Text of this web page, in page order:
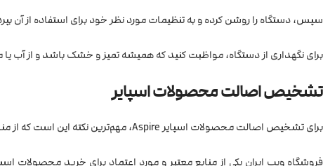
سپس، دستگاه را روشن کرده و به تنظیمات مورد نظر خود برای استفاده از آن
برای نگهداری از دستگاه، مواظبت کنید که همیشه تمیز و خشک باشد و از آب یا
تشخیص اصالت محصولات اسپایر
برای تشخیص اصالت محصولات اسپایر Aspire، مهم‌ترین نکته این است که از منابع معتبر و مورد اعتماد برای خرید محصولات این برند استفاده کنید.
فروشگاه ویپ ایران یکی از منابع معتبر و مورد اعتماد برای خرید محصولات